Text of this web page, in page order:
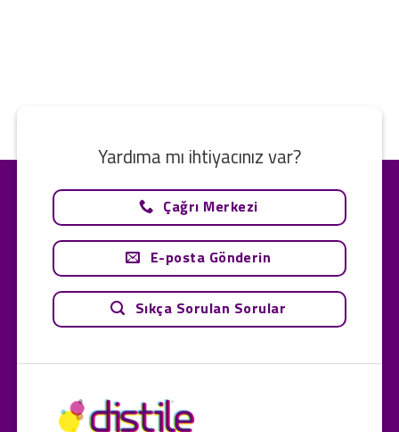
Yardıma mı ihtiyacınız var?
Çağrı Merkezi
E-posta Gönderin
Sıkça Sorulan Sorular